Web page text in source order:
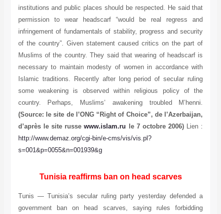
institutions and public places should be respected. He said that
permission to wear headscarf “would be real regress and
infringement of fundamentals of stability, progress and security
of the country”. Given statement caused critics on the part of
Muslims of the country. They said that wearing of headscarf is
necessary to maintain modesty of women in accordance with
Islamic traditions. Recently after long period of secular ruling
some weakening is observed within religious policy of the
country. Perhaps, Muslims’ awakening troubled M’henni.
(Source: le site de l’ONG “Right of Choice”, de l’Azerbaijan,
d’après le site russewww.islam.ru le 7 octobre 2006) Lien :
http://www.demaz.org/cgi-bin/e-cms/vis/vis.pl?
s=001&p=0055&n=001939&g
Tunisia reaffirms ban on head scarves
Tunis — Tunisia’s secular ruling party yesterday defended a
government ban on head scarves, saying rules forbidding